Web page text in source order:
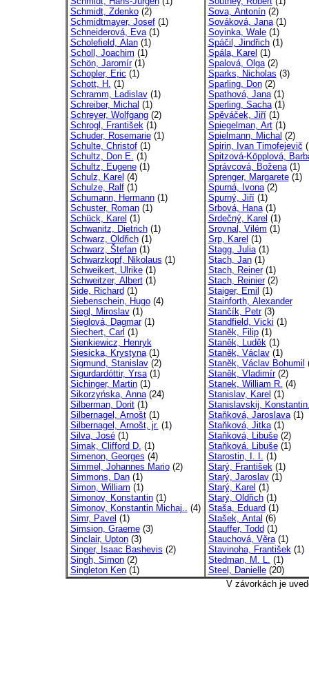
Schmidt, Zdenko(2)
Schmidtmayer, Josef(1)
Schneiderová, Eva(1)
Scholefield, Alan(1)
Scholl, Joachim (1)
Schön, Jaromír(1)
Schopler, Eric (1)
Schott, H. (1)
Schramm, Ladislav(1)
Schreiber, Michal (1)
Schreyer, Wolfgang(2)
Schrogl, František(1)
Schuder, Rosemarie(1)
Schulte, Christof(1)
Schultz, Don E. (1)
Schultz, Eugene(1)
Schulz, Karel (4)
Schulze, Ralf(1)
Schumann, Hermann(1)
Schuster, Roman(1)
Schück, Karel (1)
Schwanitz, Dietrich(1)
Schwarz, Oldřich(1)
Schwarz, Štefan(1)
Schwarzkopf, Nikolaus (1)
Schweikert, Ulrike(1)
Schweitzer, Albert(1)
Side, Richard (1)
Siebenschein, Hugo(4)
Siegl, Miroslav(1)
Sieglová, Dagmar(1)
Siechert, Carl (1)
Sienkiewicz, Henryk
Siesicka, Krystyna(1)
Sigmund, Stanislav(2)
Sigurdardóttir, Yrsa(1)
Sichinger, Martin(1)
Sikorzyńska, Anna(24)
Silberman, Dorit(1)
Silbernagel, Arnošt(1)
Silbernagel, Arnošt, jr. (1)
Silva, José(1)
Simak, Clifford D. (1)
Simenon, Georges (4)
Simmel, Johannes Mario(2)
Simmons, Dan(1)
Simon, William (1)
Simonov, Konstantin(1)
Simonov, Konstantin Michaj.. (4)
Simr, Pavel (1)
Simsion, Graeme(3)
Sinclair, Upton(3)
Singer, Isaac Bashevis (2)
Singh, Simon(2)
Singleton Ken(1)
Sova, Antonín(2)
Sováková, Jana(1)
Soyinka, Wale(1)
Spáčil, Jindřich(1)
Spála, Karel (1)
Spalová, Olga(2)
Sparks, Nicholas (3)
Sparling, Don(2)
Spathová, Jana(1)
Sperling, Sacha(1)
Spěváček, Jiří(1)
Spiegelman, Art(1)
Spielmann, Michal (2)
Spirin, Ivan Timofejevič
Spitzová-Köpplová,
Správcová, Božena(1)
Sprenger, Margarete(1)
Spurná, Ivona(2)
Spurný, Jiří(1)
Srbová, Hana(1)
Srdečný, Karel (1)
Srovnal, Vilém (1)
Srp, Karel (1)
Stagg, Julia(1)
Stach, Jan(1)
Stach, Reiner(1)
Stach, Reinier(2)
Staiger, Emil (1)
Stainforth, Alexander
Stančík, Petr(3)
Standfield, Vicki (1)
Staněk, Filip(1)
Staněk, Luděk(1)
Staněk, Václav(1)
Staněk, Václav Bohumil
Staněk, Vladimír(2)
Stanek, William R. (4)
Stanislav, Karel (1)
Stanislavskij,
Staňková, Jaroslava(1)
Staňková, Jitka(1)
Staňková, Libuše(2)
Staňková. Libuše(1)
Starostin, I. I. (1)
Starý, František(1)
Starý, Jaroslav(1)
Starý, Karel (1)
Starý, Oldřich(1)
Staša, Eduard (1)
Stašek, Antal (6)
Stauffer, Todd (1)
Stauchová, Věra(1)
Stavinoha, František(1)
Stedman, M. L. (1)
Steel, Danielle(20)
V závorkách je